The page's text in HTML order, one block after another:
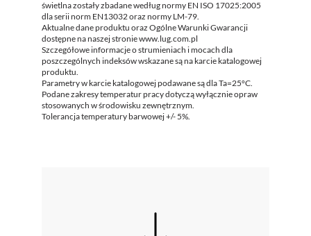
świetlna zostały zbadane według normy EN ISO 17025:2005
dla serii norm EN13032 oraz normy LM-79.
Aktualne dane produktu oraz Ogólne Warunki Gwarancji
dostępne na naszej stronie www.lug.com.pl
Szczegółowe informacje o strumieniach i mocach dla
poszczególnych indeksów wskazane są na karcie katalogowej
produktu.
Parametry w karcie katalogowej podawane są dla Ta=25°C.
Podane zakresy temperatur pracy dotyczą wyłącznie opraw
stosowanych w środowisku zewnętrznym.
Tolerancja temperatury barwowej +/- 5%.